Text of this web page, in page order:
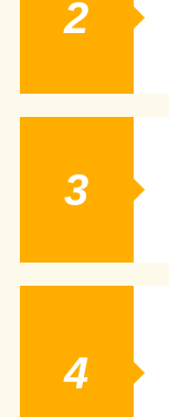
2
3
4